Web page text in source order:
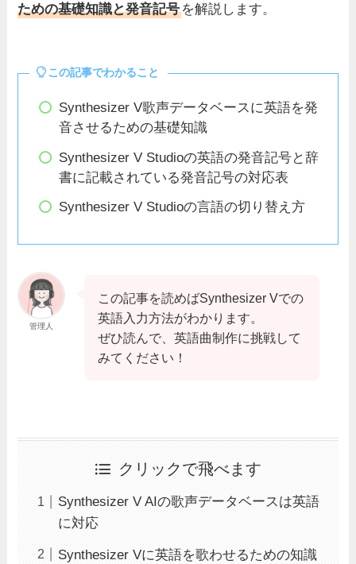
ための基礎知識と発音記号を解説します。
この記事でわかること
Synthesizer V歌声データベースに英語を発
音させるための基礎知識
Synthesizer V Studioの英語の発音記号と辞
書に記載されている発音記号の対応表
Synthesizer V Studioの言語の切り替え方
管理人
この記事を読めばSynthesizer Vでの
英語入力方法がわかります。
ぜひ読んで、英語曲制作に挑戦して
みてください！
クリックで飛べます
Synthesizer V AIの歌声データベースは英語
に対応
Synthesizer Vに英語を歌わせるための知識